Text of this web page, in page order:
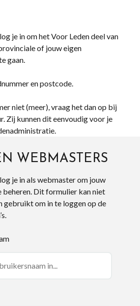
je in om het Voor Leden deel van
of jouw eigen
gaan.
en postcode.
niet (meer), vraag het dan op bij
Zij kunnen dit eenvoudig voor je
WEBMASTERS
je in als webmaster om jouw
beheren. Dit formulier kan niet
gebruikt om in te loggen op de